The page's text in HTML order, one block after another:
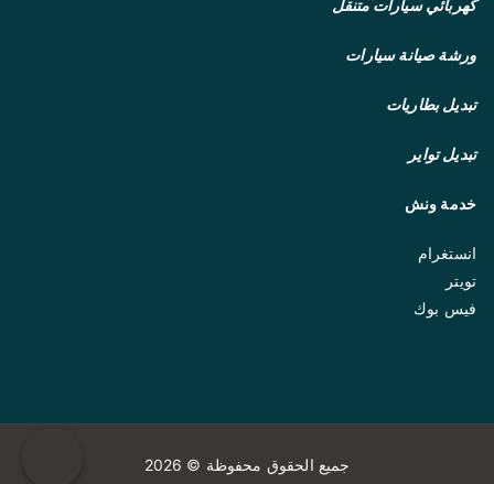
كهربائي سيارات متنقل
ورشة صيانة سيارات
تبديل بطاريات
تبديل تواير
خدمة ونش
انستغرام
تويتر
فيس بوك
جميع الحقوق محفوظة © 2026